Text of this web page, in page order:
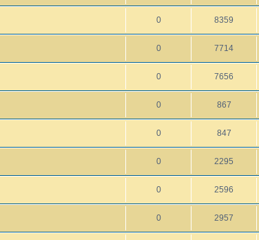
0 8359
0 7714
0 7656
0 867
0 847
0 2295
0 2596
0 2957